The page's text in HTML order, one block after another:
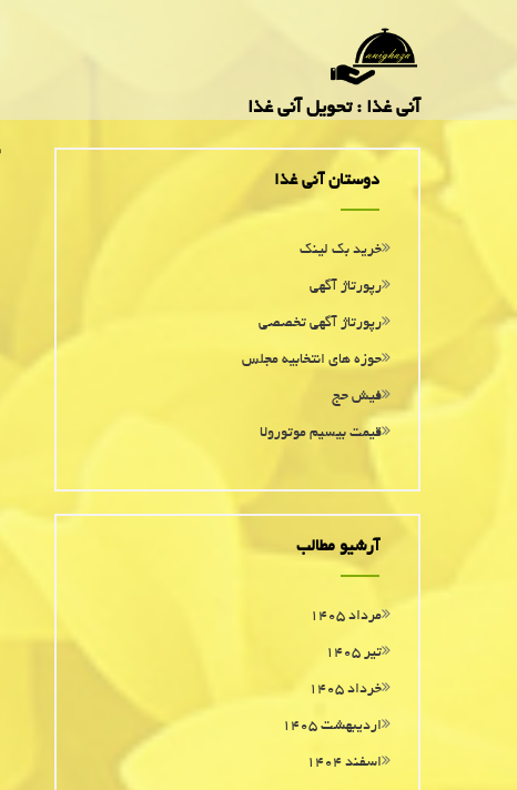
آنی غذا : تحویل آنی غذا
دوستان آنی غذا
خرید بک لینک
رپورتاژ آگهی
رپورتاژ آگهی تخصصی
حوزه های انتخابیه مجلس
فیش حج
قیمت بیسیم موتورولا
آرشیو مطالب
مرداد ۱۴۰۵
تیر ۱۴۰۵
خرداد ۱۴۰۵
اردیبهشت ۱۴۰۵
اسفند ۱۴۰۴